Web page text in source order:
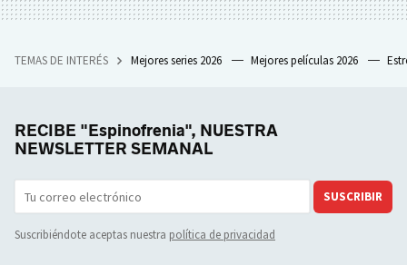
TEMAS DE INTERÉS Mejores series 2026 Mejores películas 2026
RECIBE "Espinofrenia", NUESTRA
NEWSLETTER SEMANAL
SUSCRIBIR
Suscribiéndote aceptas nuestra política de privacidad